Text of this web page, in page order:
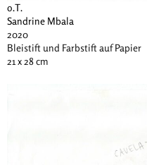
o.T.
Sandrine Mbala
2020
Bleistift und Farbstift auf Papier
21 x 28 cm